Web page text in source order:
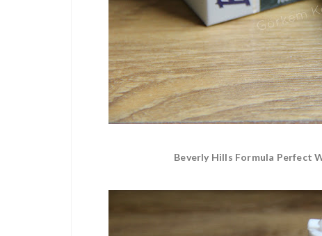
Beverly Hills Formula Perfect